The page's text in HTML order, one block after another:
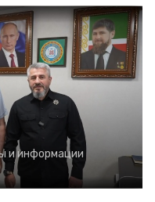
и информации